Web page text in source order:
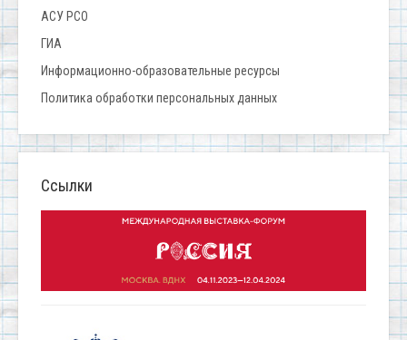
АСУ РСО
ГИА
Информационно-образовательные ресурсы
Политика обработки персональных данных
Ссылки